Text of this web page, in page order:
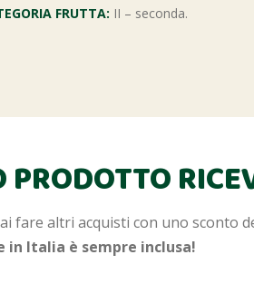
FRUTTA: II – seconda.
fare altri acquisti con uno sconto
in Italia è sempre inclusa!